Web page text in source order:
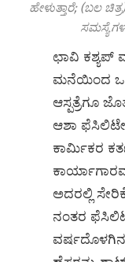
ಹೇಳುತ್ತಾರೆ; (ಬಲ
ಛಾವಿ ಕಶ್ಯಪ್‌
ಮನೆಯಿಂದ
ಆಸ್ಪತ್ರೆಗೂ
ಆಶಾ
ಕಾರ್ಮಿಕರ
ಅದರಲ್ಲಿ
ನಂತರ